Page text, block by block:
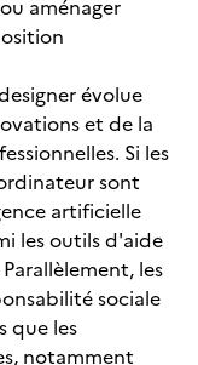
aménager
évolue
et de la
Si les
sont
artificielle
les outils d'aide
les
sociale
que les
notamment